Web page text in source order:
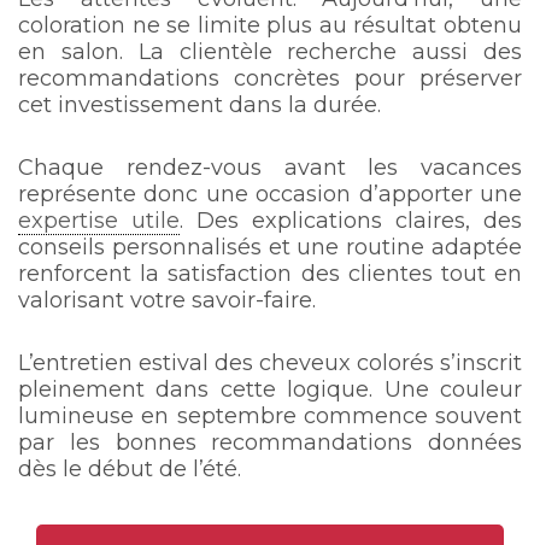
coloration ne se limite plus au résultat obtenu
en salon. La clientèle recherche aussi des
recommandations concrètes pour préserver
cet investissement dans la durée.
Chaque rendez-vous avant les vacances
représente donc une occasion d’apporter une
expertise utile. Des explications claires, des
conseils personnalisés et une routine adaptée
renforcent la satisfaction des clientes tout en
valorisant votre savoir-faire.
L’entretien estival des cheveux colorés s’inscrit
pleinement dans cette logique. Une couleur
lumineuse en septembre commence souvent
par les bonnes recommandations données
dès le début de l’été.